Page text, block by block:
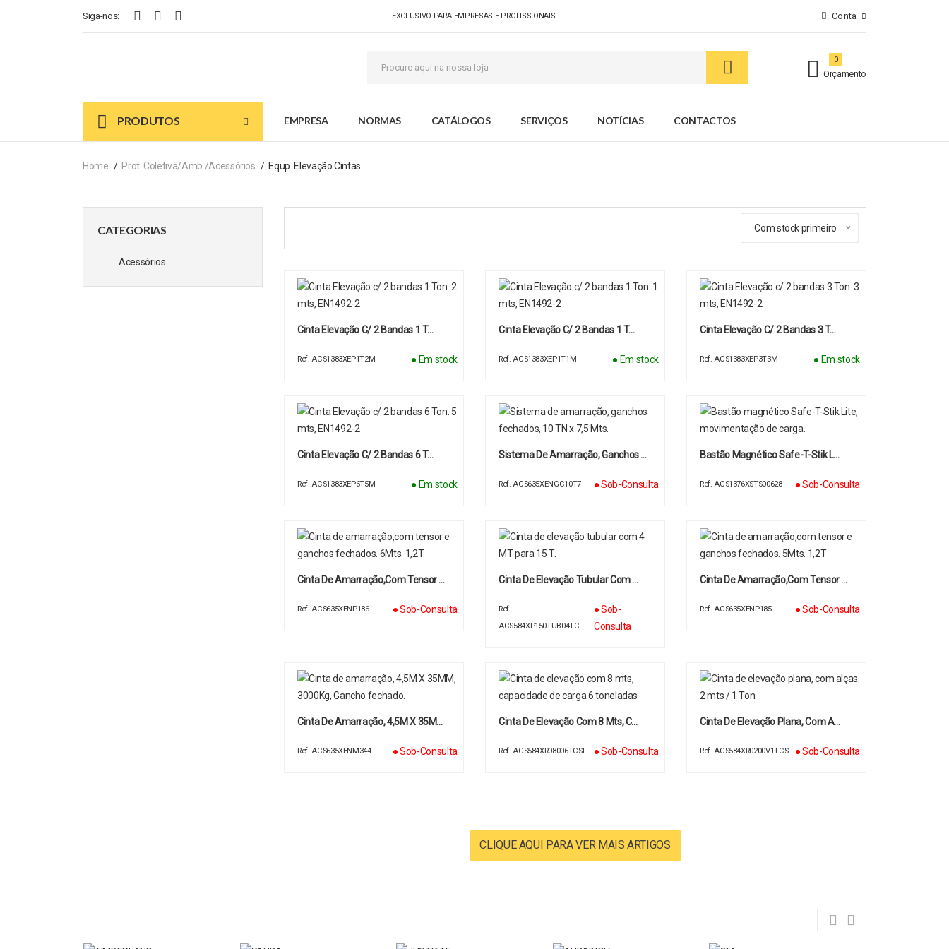
Siga-nos: EXCLUSIVO PARA EMPRESAS E PROFISSIONAIS. Conta
Orçamento
0
PRODUTOS EMPRESA NORMAS CATÁLOGOS SERVIÇOS NOTÍCIAS CONTACTOS
Home Prot. Coletiva/Amb./Acessórios Equp. Elevação Cintas
CATEGORIAS
Acessórios
Com stock primeiro
Cinta Elevação C/ 2 Bandas 1 T…
Ref. ACS1383XEP1T2M ● Em stock
Cinta Elevação C/ 2 Bandas 1 T…
Ref. ACS1383XEP1T1M ● Em stock
Cinta Elevação C/ 2 Bandas 3 T…
Ref. ACS1383XEP3T3M ● Em stock
Cinta Elevação C/ 2 Bandas 6 T…
Ref. ACS1383XEP6T5M ● Em stock
Sistema De Amarração, Ganchos …
Ref. ACS635XENGC10T7 ● Sob-Consulta
Bastão Magnético Safe-T-Stik L…
Ref. ACS1376XSTS00628 ● Sob-Consulta
Cinta De Amarração,com Tensor …
Ref. ACS635XENP186 ● Sob-Consulta
Cinta De Elevação Tubular Com …
Ref.
ACS584XP150TUB04TC
● Sob-
Consulta
Cinta De Amarração,com Tensor …
Ref. ACS635XENP185 ● Sob-Consulta
Cinta De Amarração, 4,5M X 35M…
Ref. ACS635XENM344 ● Sob-Consulta
Cinta De Elevação Com 8 Mts, C…
Ref. ACS584XR08006TCSI ● Sob-Consulta
Cinta De Elevação Plana, Com A…
Ref. ACS584XR0200V1TCSI ● Sob-Consulta
CLIQUE AQUI PARA VER MAIS ARTIGOS